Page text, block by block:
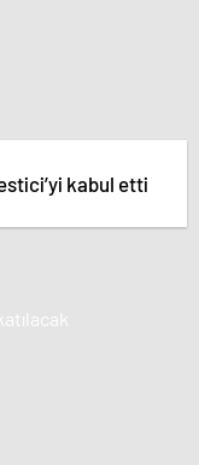
kabul etti